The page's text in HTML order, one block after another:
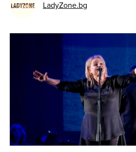
LadyZone.bg